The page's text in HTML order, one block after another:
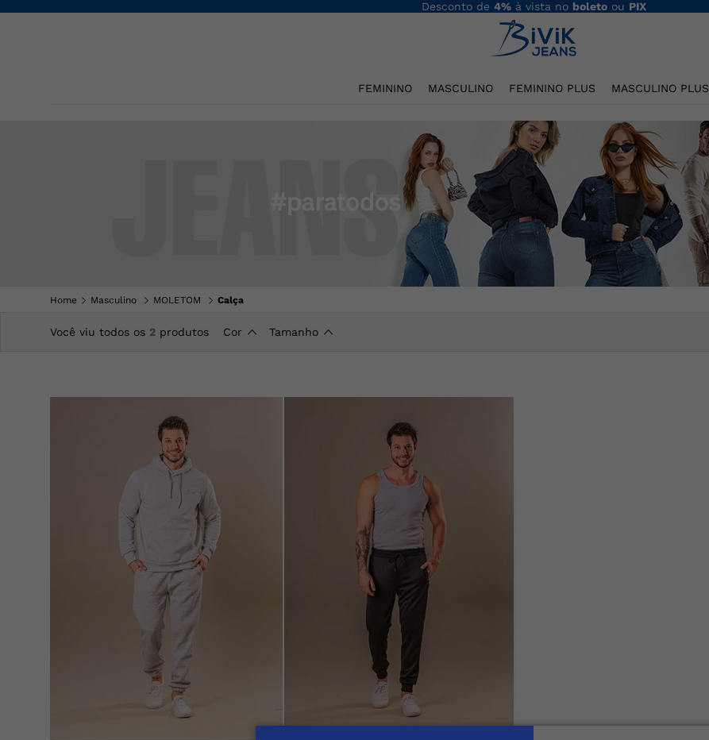
Desconto de 4%à vista no boletoou PIX
FEMININO MASCULINO FEMININO PLUS MASCULINO PLUS
Home Masculino MOLETOM Calça
Você viu todos os 2 produtos Cor Tamanho